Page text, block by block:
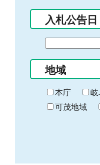
入札公告日
の
始
ま
り
地域
本庁 岐
可茂地域